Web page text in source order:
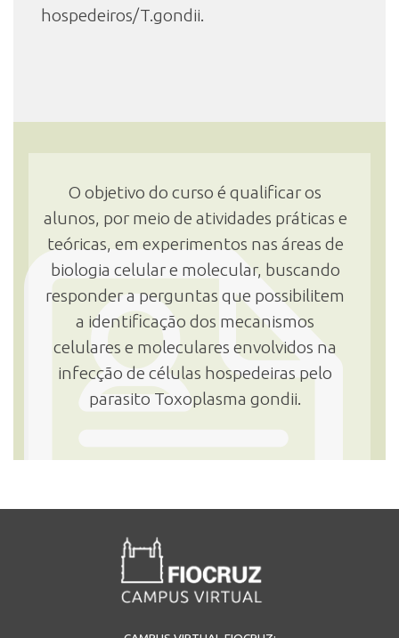
hospedeiros/T.gondii.
O objetivo do curso é qualificar os
alunos, por meio de atividades práticas e
teóricas, em experimentos nas áreas de
biologia celular e molecular, buscando
responder a perguntas que possibilitem
a identificação dos mecanismos
celulares e moleculares envolvidos na
infecção de células hospedeiras pelo
parasito Toxoplasma gondii.